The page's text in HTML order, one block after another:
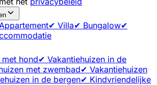
✔ Villa✔ Bungalow✔
hond✔ Vakantiehuizen in de
met zwembad✔ Vakantiehuizen
in de bergen✔ Kindvriendelijke